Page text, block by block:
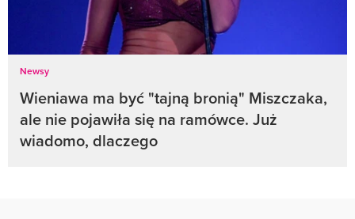
Newsy
Wieniawa ma być "tajną bronią" Miszczaka,
ale nie pojawiła się na ramówce. Już
wiadomo, dlaczego